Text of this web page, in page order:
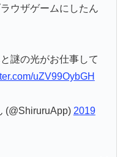
ウザゲームにしたん
謎の光がお仕事して
uZV99OybGH
(@ShiruruApp) 2019